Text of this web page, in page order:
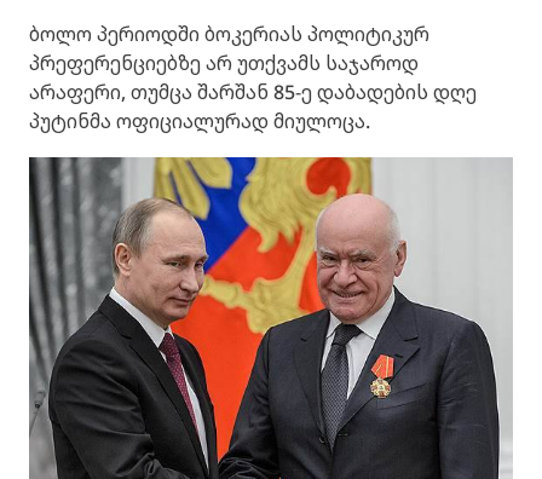
ბოლო პერიოდში ბოკერიას პოლიტიკურ
პრეფერენციებზე არ უთქვამს საჯაროდ
არაფერი, თუმცა შარშან 85-ე დაბადების დღე
პუტინმა ოფიციალურად მიულოცა.